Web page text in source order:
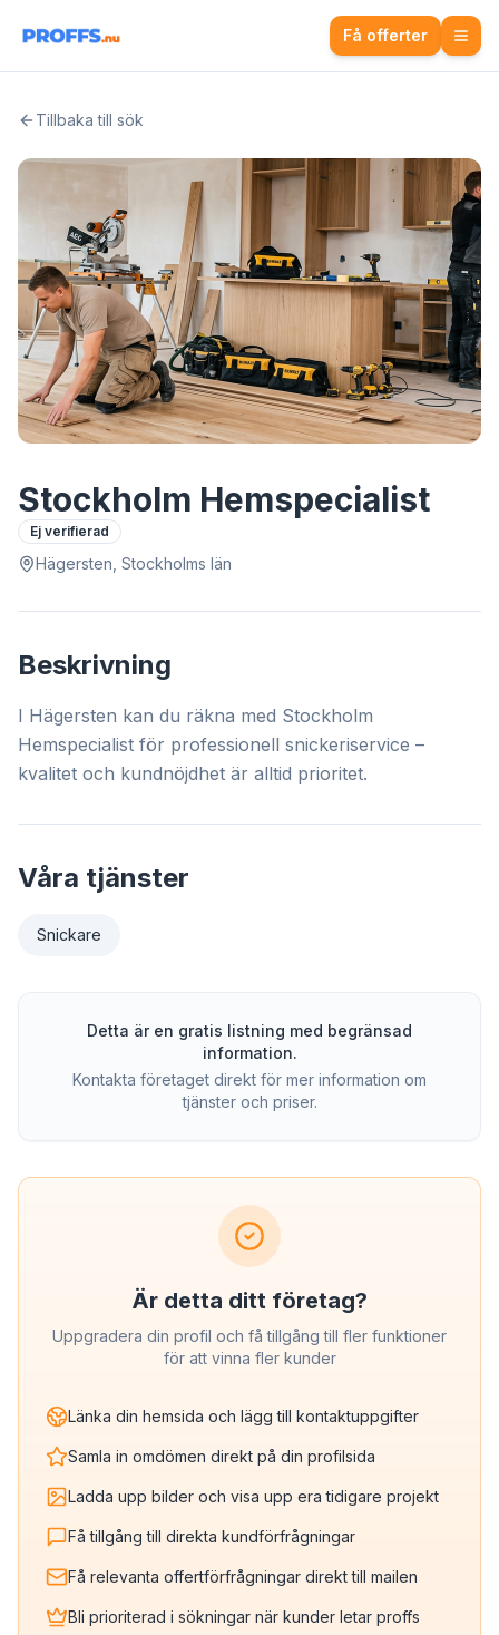
Få offerter
Tillbaka till sök
Stockholm Hemspecialist
Ej verifierad
Hägersten, Stockholms län
Beskrivning
I Hägersten kan du räkna med Stockholm
Hemspecialist för professionell snickeriservice –
kvalitet och kundnöjdhet är alltid prioritet.
Våra tjänster
Snickare
Detta är en gratis listning med begränsad
information.
Kontakta företaget direkt för mer information om
tjänster och priser.
Är detta ditt företag?
Uppgradera din profil och få tillgång till fler funktioner
för att vinna fler kunder
Länka din hemsida och lägg till kontaktuppgifter
Samla in omdömen direkt på din profilsida
Ladda upp bilder och visa upp era tidigare projekt
Få tillgång till direkta kundförfrågningar
Få relevanta offertförfrågningar direkt till mailen
Bli prioriterad i sökningar när kunder letar proffs